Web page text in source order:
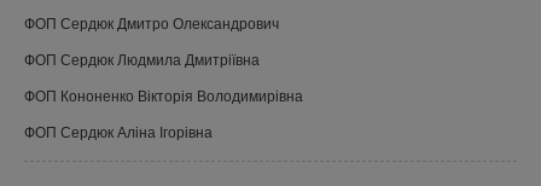
ФОП Сердюк Дмитро Олександрович
ФОП Сердюк Людмила Дмитріївна
ФОП Кононенко Вікторія Володимирівна
ФОП Сердюк Аліна Ігорівна